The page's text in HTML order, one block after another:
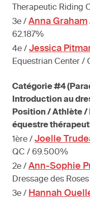
Therapeutic Riding
3e / Anna Graham
62.187%
4e / Jessica
Equestrian Center /
Catégorie #4
Introduction au
Position / Athlète /
équestre
1ère / Joelle
QC / 69.500%
2e / Ann-Sophie
Dressage des
3e / Hannah